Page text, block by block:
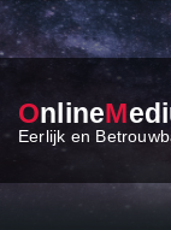
OnlineM
Eerlijk en